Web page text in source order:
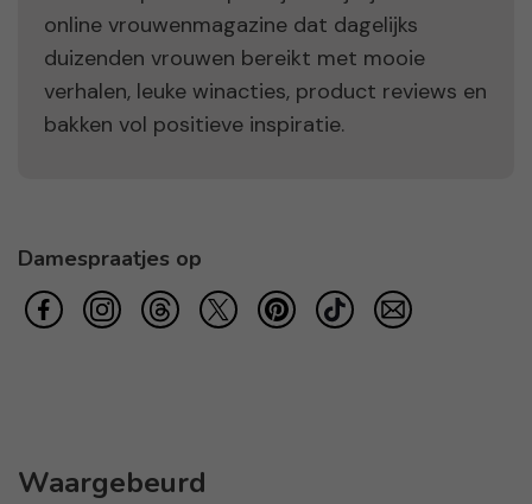
online vrouwenmagazine dat dagelijks
duizenden vrouwen bereikt met mooie
verhalen, leuke winacties, product reviews en
bakken vol positieve inspiratie.
Damespraatjes op
Waargebeurd